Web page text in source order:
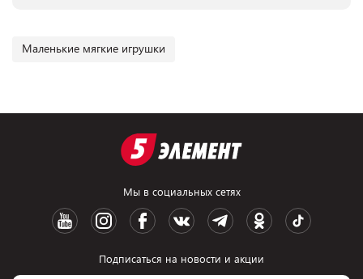
Маленькие мягкие игрушки
Мы в социальных сетях
Подписаться на новости и акции